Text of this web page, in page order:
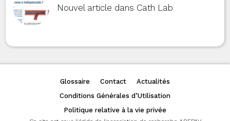
Nouvel article dans Cath Lab
Glossaire Contact
Actualités
Conditions Générales d’Utilisation
Politique relative à la vie privée